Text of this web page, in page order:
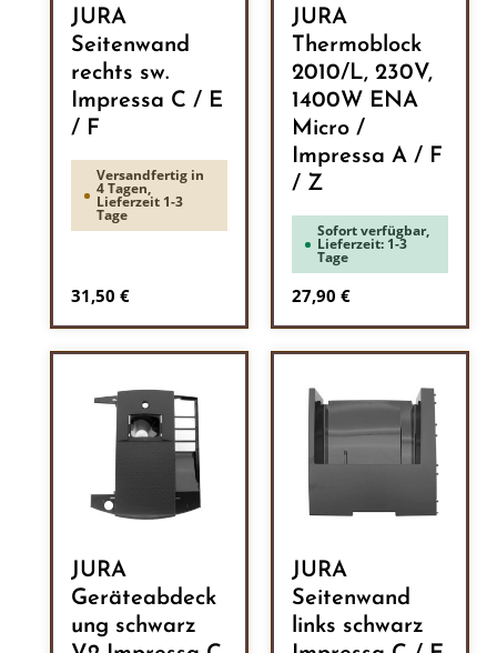
JURA
Seitenwand
rechts sw.
Impressa C / E
/ F
Versandfertig in
4 Tagen,
Lieferzeit 1-3
Tage
Regulärer Preis:
31,50 €
JURA
Thermoblock
2010/L, 230V,
1400W ENA
Micro /
Impressa A / F
/ Z
Sofort verfügbar,
Lieferzeit: 1-3
Tage
Regulärer Preis:
27,90 €
JURA
Geräteabdeck
ung schwarz
JURA
Seitenwand
links schwarz